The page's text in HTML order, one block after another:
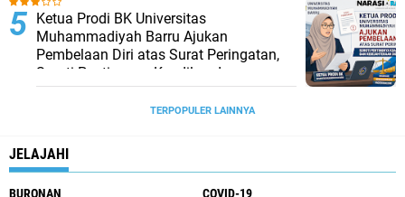
Ketua Prodi BK Universitas
Muhammadiyah Barru Ajukan
Pembelaan Diri atas Surat Peringatan,
Soroti Pentingnya Keadilan dan
Kesejahteraan Dosen
TERPOPULER LAINNYA
JELAJAHI
BURONAN COVID-19